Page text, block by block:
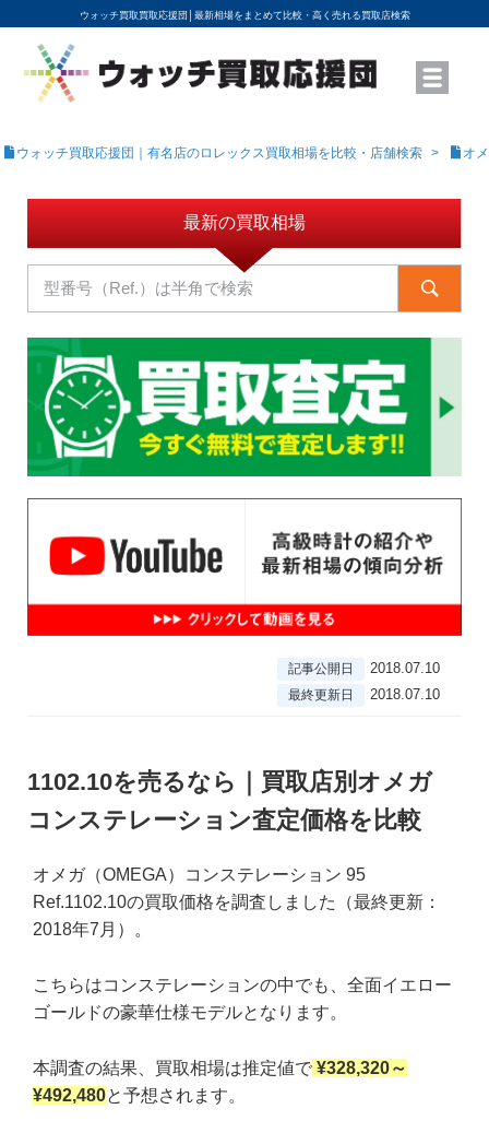
ウォッチ買取買取応援団│ 最新相場をまとめて比較・高く売れる買取店検索
YouTubeで動画を公開中
ROLEXモデル名から買取相場を調べる
高級時計ブランド名から買取相場を調べる
地域から買取店を探す
店舗名から買取店を探す
ブランド時計を高く売る方法
買取査定を依頼する
ウォッチ買取応援団｜有名店のロレックス買取相場を比較・店舗検索 オ
最新の買取相場
記事公開日 2018.07.10
最終更新日 2018.07.10
1102.10を売るなら｜買取店別オメガ
コンステレーション査定価格を比較
オメガ（OMEGA）コンステレーション 95
Ref.1102.10の買取価格を調査しました（最終更新：
2018年7月）。
こちらはコンステレーションの中でも、全面イエロー
ゴールドの豪華仕様モデルとなります。
本調査の結果、買取相場は推定値で ¥328,320～
¥492,480と予想されます。